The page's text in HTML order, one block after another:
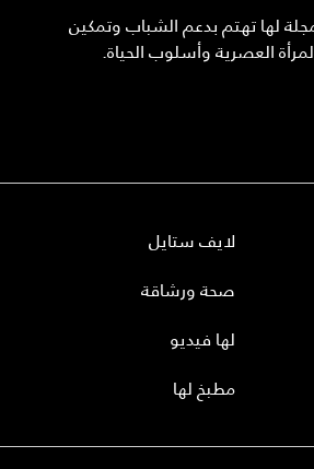
لها تهتم بدعم الشباب وتمكين
العصرية وأسلوب الحياة.
لايف ستايل
صحة ورشاقة
لها فيديو
مطبخ لها